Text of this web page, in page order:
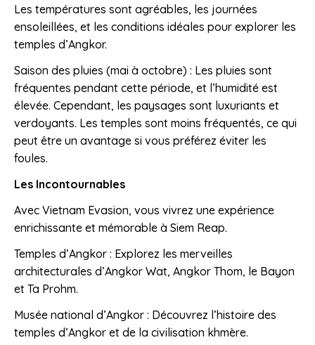
Les températures sont agréables, les journées
ensoleillées, et les conditions idéales pour explorer les
temples d’Angkor.
Saison des pluies (mai à octobre) : Les pluies sont
fréquentes pendant cette période, et l’humidité est
élevée. Cependant, les paysages sont luxuriants et
verdoyants. Les temples sont moins fréquentés, ce qui
peut être un avantage si vous préférez éviter les
foules.
Les Incontournables
Avec Vietnam Evasion, vous vivrez une expérience
enrichissante et mémorable à Siem Reap.
Temples d’Angkor : Explorez les merveilles
architecturales d’Angkor Wat, Angkor Thom, le Bayon
et Ta Prohm.
Musée national d’Angkor : Découvrez l’histoire des
temples d’Angkor et de la civilisation khmère.